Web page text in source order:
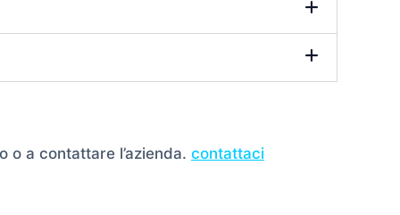
a contattare l’azienda. contattaci